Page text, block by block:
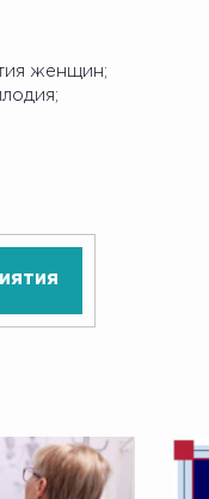
женщин;